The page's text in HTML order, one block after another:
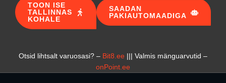
TOON ISE
TALLINNAS
KOHALE
SAADAN
PAKIAUTOMAADIGA
Otsid lihtsalt varuosasi? – Bit8.ee ||| Valmis mänguarvutid –
onPoint.ee